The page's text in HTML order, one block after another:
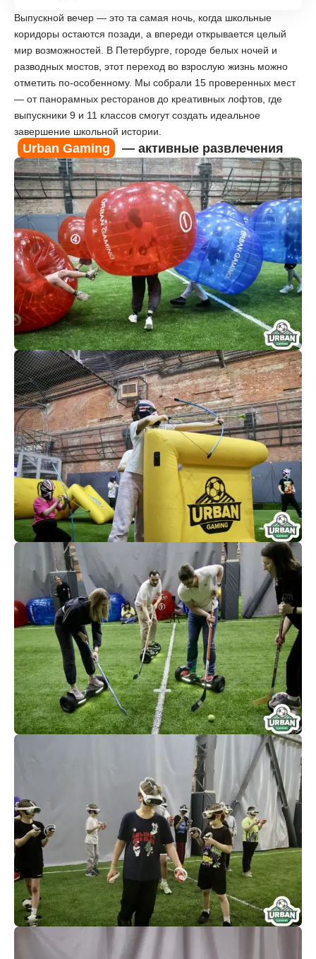
Выпускной вечер — это та самая ночь, когда школьные
коридоры остаются позади, а впереди открывается целый
мир возможностей. В Петербурге, городе белых ночей и
разводных мостов, этот переход во взрослую жизнь можно
отметить по-особенному. Мы собрали 15 проверенных мест
— от панорамных ресторанов до креативных лофтов, где
выпускники 9 и 11 классов смогут создать идеальное
завершение школьной истории.
Urban Gaming — активные развлечения